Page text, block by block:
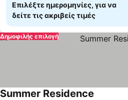
Επιλέξτε ημερομηνίες, για να
δείτε τις ακριβείς τιμές
Δημοφιλής επιλογή
Summer Residence